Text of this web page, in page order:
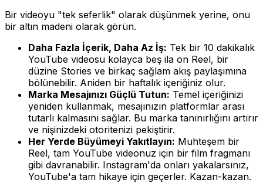
Bir videoyu "tek seferlik" olarak düşünmek yerine, onu
bir altın madeni olarak görün.
Daha Fazla İçerik, Daha Az İş: Tek bir 10 dakikalık
YouTube videosu kolayca beş ila on Reel, bir
düzine Stories ve birkaç sağlam akış paylaşımına
bölünebilir. Aniden bir haftalık içeriğiniz olur.
Marka Mesajınızı Güçlü Tutun: Temel içeriğinizi
yeniden kullanmak, mesajınızın platformlar arası
tutarlı kalmasını sağlar. Bu marka tanınırlığını artırır
ve nişinizdeki otoritenizi pekiştirir.
Her Yerde Büyümeyi Yakıtlayın: Muhteşem bir
Reel, tam YouTube videonuz için bir film fragmanı
gibi davranabilir. Instagram'da onları yakalarsınız,
YouTube'a tam hikaye için geçerler. Kazan-kazan.